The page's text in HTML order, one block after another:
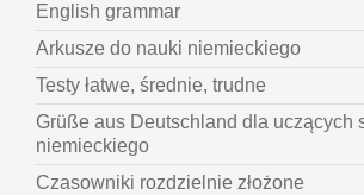
English grammar
Arkusze do nauki niemieckiego
Testy łatwe, średnie, trudne
Grüße aus Deutschland dla uczących
niemieckiego
Czasowniki rozdzielnie złożone